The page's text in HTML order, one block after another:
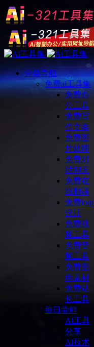
分类导航
免费ai工具集
免费办
公工具
免费写
作文案
免费图
片处理
免费对
话聊天
免费在
线翻译
免费
设计
免费视
频工具
免费音
频工具
免费图
库素材
免费站
长工具
每日尝鲜
AI工具
分享
AI技术